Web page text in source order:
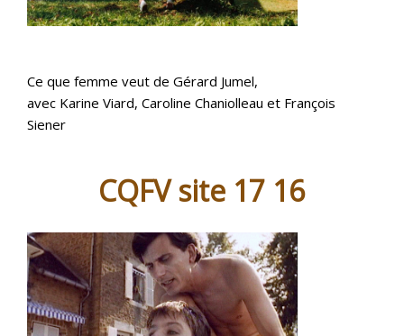
Ce que femme veut de Gérard Jumel,
avec Karine Viard, Caroline Chaniolleau et François
Siener
CQFV site 17 16